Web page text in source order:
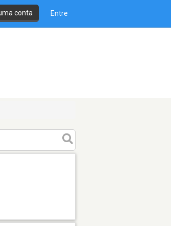
conta Entre